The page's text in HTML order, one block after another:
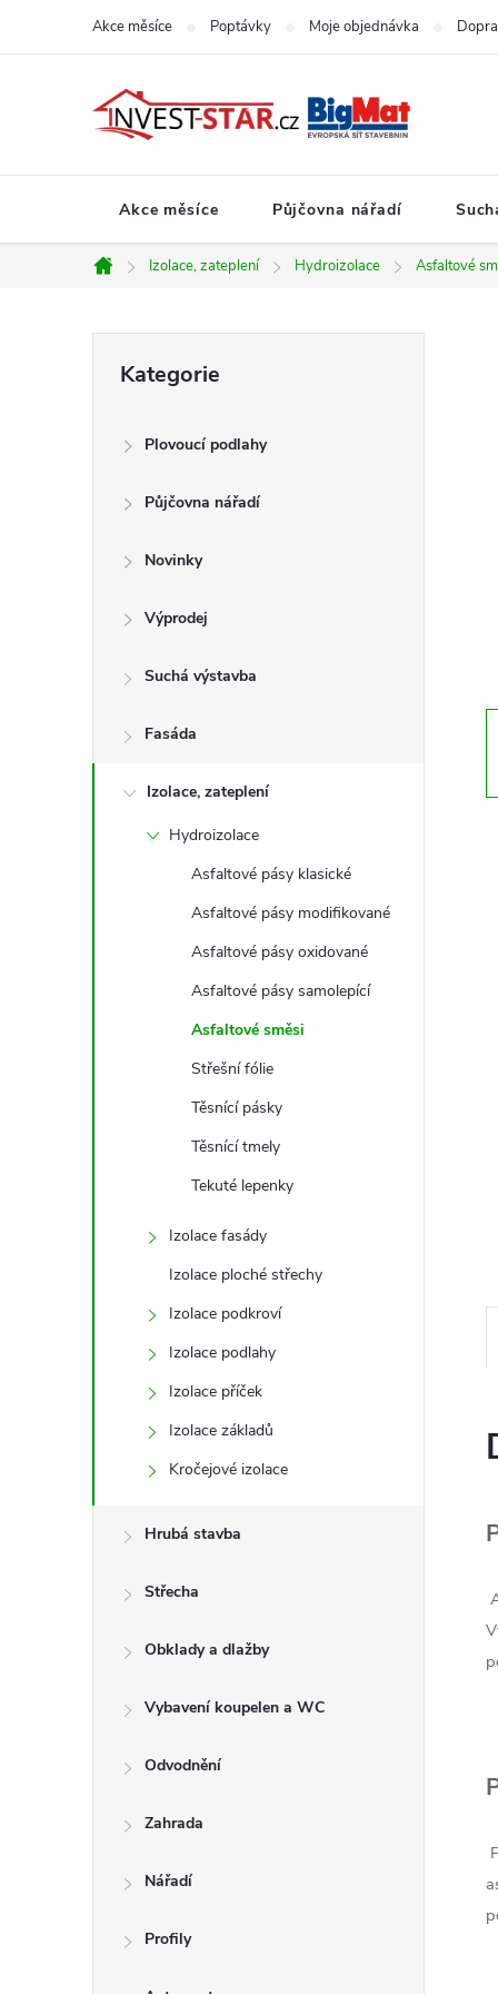
Akce měsíce Poptávky Moje objednávka
Akce měsíce Půjčovna nářadí
Domů
Izolace, zateplení Hydroizolace Asfaltové
n
kategorie
Kategorie
Plovoucí podlahy
Půjčovna nářadí
Novinky
Výprodej
Suchá výstavba
Fasáda
Izolace, zateplení
Hydroizolace
Asfaltové pásy klasické
Asfaltové pásy modifikované
Asfaltové pásy oxidované
Asfaltové pásy samolepící
Asfaltové směsi
Střešní fólie
Těsnící pásky
Těsnící tmely
Tekuté lepenky
Izolace fasády
Izolace ploché střechy
Izolace podkroví
Izolace podlahy
Izolace příček
Izolace základů
Kročejové izolace
Hrubá stavba
Střecha
Obklady a dlažby
Vybavení koupelen a WC
Odvodnění
Zahrada
Nářadí
Profily